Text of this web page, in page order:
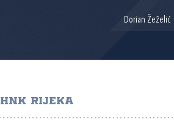
Dorian Žeželić
HNK RIJEKA